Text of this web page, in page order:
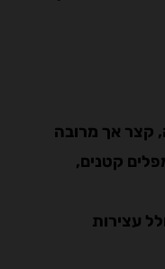
קצר אך מרובה
קטנים,
עצירות